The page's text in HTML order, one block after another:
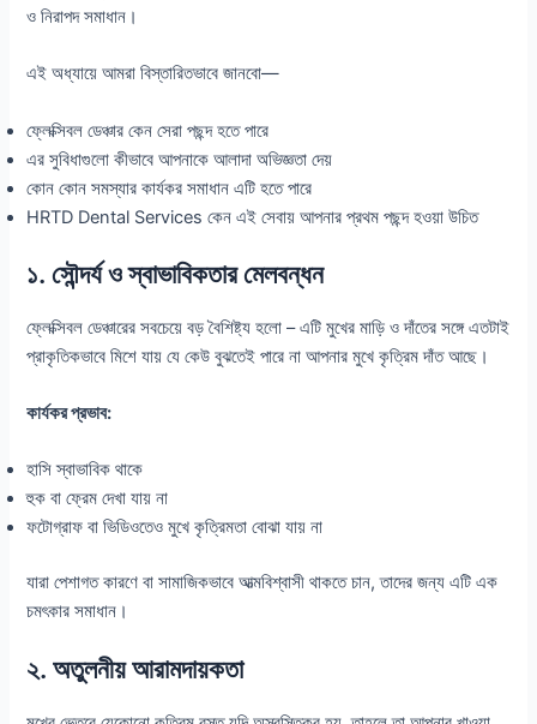
ও নিরাপদ সমাধান।
এই অধ্যায়ে আমরা বিস্তারিতভাবে জানবো—
ফ্লেক্সিবল ডেঞ্চার কেন সেরা পছন্দ হতে পারে
এর সুবিধাগুলো কীভাবে আপনাকে আলাদা অভিজ্ঞতা দেয়
কোন কোন সমস্যার কার্যকর সমাধান এটি হতে পারে
HRTD Dental Services কেন এই সেবায় আপনার প্রথম পছন্দ হওয়া উচিত
১. সৌন্দর্য ও স্বাভাবিকতার মেলবন্ধন
ফ্লেক্সিবল ডেঞ্চারের সবচেয়ে বড় বৈশিষ্ট্য হলো – এটি মুখের মাড়ি ও দাঁতের সঙ্গে এতটাই
প্রাকৃতিকভাবে মিশে যায় যে কেউ বুঝতেই পারে না আপনার মুখে কৃত্রিম দাঁত আছে।
কার্যকর প্রভাব:
হাসি স্বাভাবিক থাকে
হুক বা ফ্রেম দেখা যায় না
ফটোগ্রাফ বা ভিডিওতেও মুখে কৃত্রিমতা বোঝা যায় না
যারা পেশাগত কারণে বা সামাজিকভাবে আত্মবিশ্বাসী থাকতে চান, তাদের জন্য এটি এক
চমৎকার সমাধান।
২. অতুলনীয় আরামদায়কতা